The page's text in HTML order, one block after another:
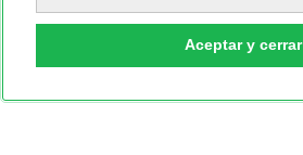
Aceptar y cerrar